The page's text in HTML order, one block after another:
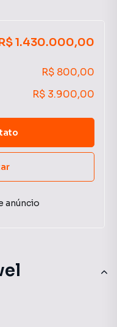
1.430.000,00
R$ 800,00
R$ 3.900,00
anúncio